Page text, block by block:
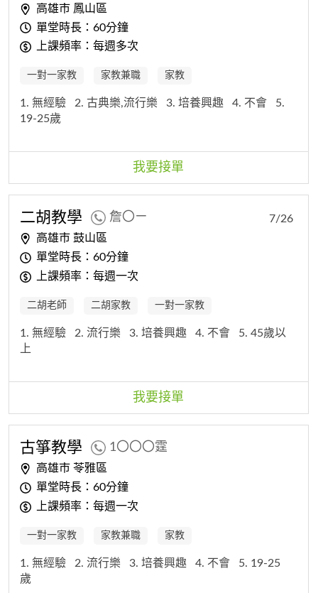
高雄市 鳳山區
單堂時長：60分鐘
上課頻率：每週多次
一對一家教 家教兼職 家教
1. 無經驗 2. 古典樂,流行樂 3. 培養興趣 4. 不會
5.
19-25歲
我要接單
二胡教學 詹〇ㄧ
高雄市 鼓山區
單堂時長：60分鐘
上課頻率：每週一次
7/26
二胡老師 二胡家教 一對一家教
1. 無經驗 2. 流行樂 3. 培養興趣 4. 不會
5. 45歲以
上
我要接單
古箏教學 1〇〇〇霆
高雄市 苓雅區
單堂時長：60分鐘
上課頻率：每週一次
一對一家教 家教兼職 家教
1. 無經驗 2. 流行樂 3. 培養興趣 4. 不會
5. 19-25
歲